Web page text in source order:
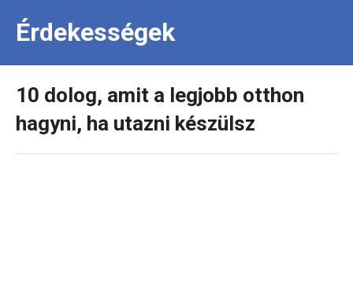
Érdekességek
10 dolog, amit a legjobb otthon
hagyni, ha utazni készülsz